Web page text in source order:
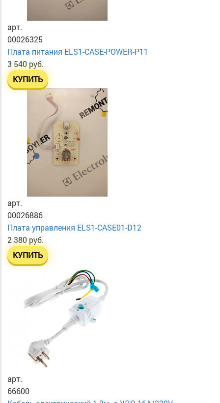
арт.
00026325
Плата питания ELS1-CASE-POWER-P11
3 540 руб.
КУПИТЬ
арт.
00026886
Плата управления ELS1-CASE01-D12
2 380 руб.
КУПИТЬ
арт.
66600